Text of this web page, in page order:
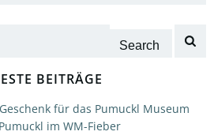
BEITRÄGE
für das Pumuckl Museum
im WM-Fieber